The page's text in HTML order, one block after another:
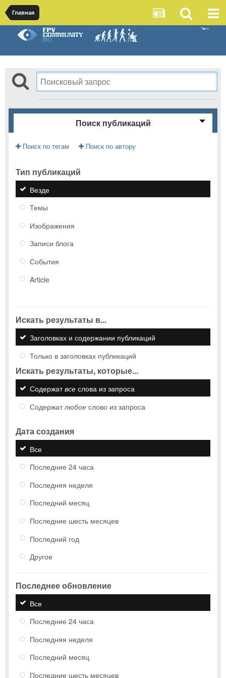
Главная
Поиск публикаций
Поиск по тегам Поиск по автору
Тип публикаций
Везде
Темы
Изображения
Записи блога
События
Article
Искать результаты в...
Заголовках и содержании публикаций
Только в заголовках публикаций
Искать результаты, которые...
Содержатвсе слова из запроса
Содержатлюбое слово из запроса
Дата создания
Все
Последние 24 часа
Последняя неделя
Последний месяц
Последние шесть месяцев
Последний год
Другое
Последнее обновление
Все
Последние 24 часа
Последняя неделя
Последний месяц
Последние шесть месяцев